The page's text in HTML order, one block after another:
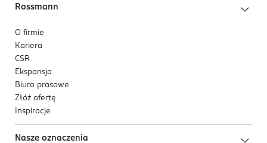
Rossmann
O firmie
Kariera
CSR
Ekspansja
Biuro prasowe
Złóż ofertę
Inspiracje
Nasze oznaczenia